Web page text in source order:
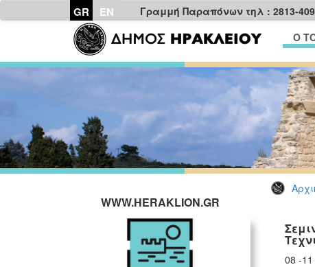
GR EN Γραμμή Παραπόνων τηλ : 2813-
Ο
WWW.HERAKLION.GR
08 -